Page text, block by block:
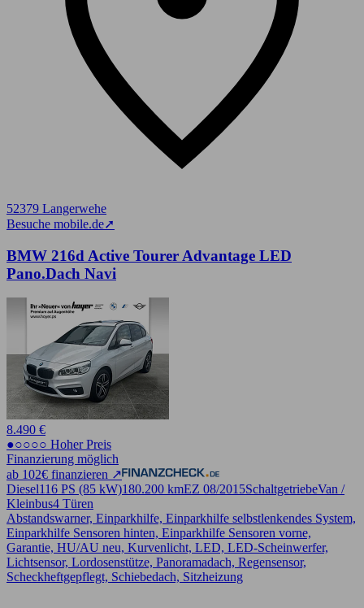
52379 Langerwehe
Besuche mobile.de➚
BMW 216d Active Tourer Advantage LED
Pano.Dach Navi
8.490 €
●○○○○ Hoher Preis
Finanzierung möglich
ab 102€ finanzieren ↗
Diesel116 PS (85 kW)180.200 kmEZ 08/2015SchaltgetriebeVan /
Kleinbus4 Türen
Abstandswarner, Einparkhilfe, Einparkhilfe selbstlenkendes System,
Einparkhilfe Sensoren hinten, Einparkhilfe Sensoren vorne,
Garantie, HU/AU neu, Kurvenlicht, LED, LED-Scheinwerfer,
Lichtsensor, Lordosenstütze, Panoramadach, Regensensor,
Scheckheftgepflegt, Schiebedach, Sitzheizung